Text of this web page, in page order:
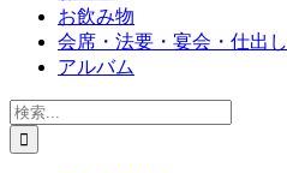
お飲み物
会席・法要・宴会・仕出し
アルバム
検
索
…